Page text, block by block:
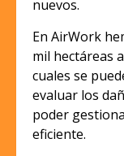
nuevos.
En AirWork
mil hectáreas
cuales se
evaluar los
poder
eficiente.